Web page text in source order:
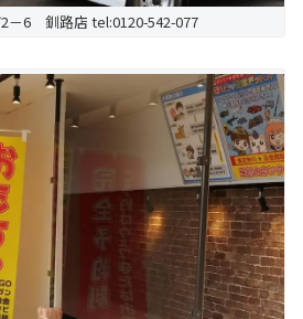
－6 釧路店 tel:0120-542-077